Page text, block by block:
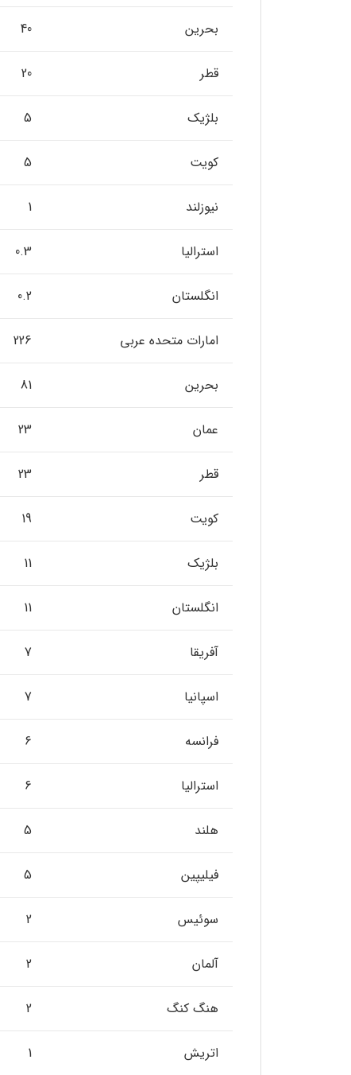
بحرین 40
قطر 20
بلژیک 5
کویت 5
نیوزلند 1
استرالیا 0.3
انگلستان 0.2
امارات متحده عربی 226
بحرین 81
عمان 23
قطر 23
کویت 19
بلژیک 11
انگلستان 11
آفریقا 7
اسپانیا 7
فرانسه 6
استرالیا 6
هلند 5
فیلیپین 5
سوئیس 2
آلمان 2
هنگ کنگ 2
اتریش 1